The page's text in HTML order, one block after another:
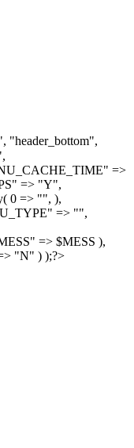
"header_bottom",
=>
=> "Y",
0 => "", ),
=> "",
=> $MESS ),
"N" ) );?>